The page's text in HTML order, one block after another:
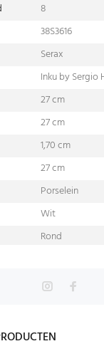
8
38S3616
Serax
Inku by Sergio
27 cm
27 cm
1,70 cm
27 cm
Porselein
Wit
Rond